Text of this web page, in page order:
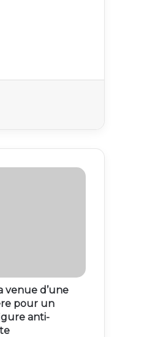
venue d’une
pour un
anti-